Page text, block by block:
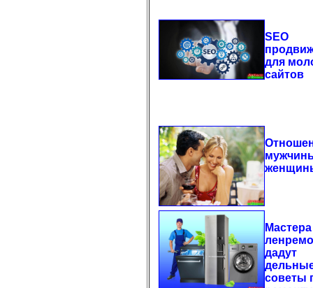
SEO
для
сайтов
Мастера
дадут
советы